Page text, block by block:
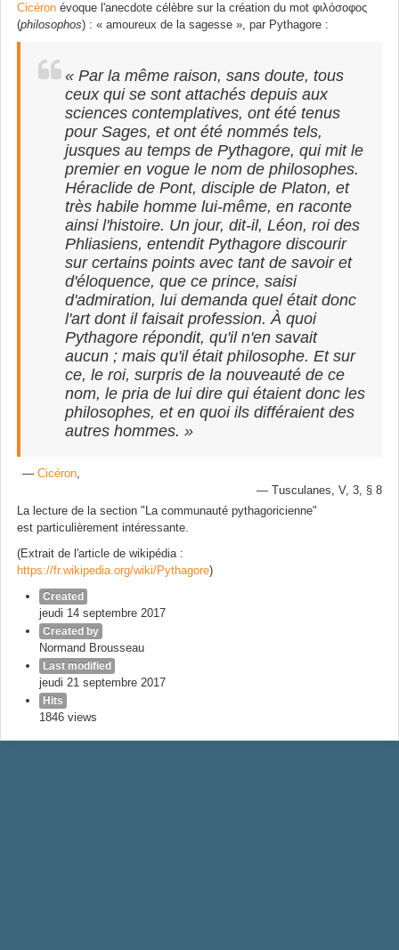
Cicéron évoque l'anecdote célèbre sur la création du mot φιλόσοφος
(philosophos) : « amoureux de la sagesse », par Pythagore :
« Par la même raison, sans doute, tous
ceux qui se sont attachés depuis aux
sciences contemplatives, ont été tenus
pour Sages, et ont été nommés tels,
jusques au temps de Pythagore, qui mit le
premier en vogue le nom de philosophes.
Héraclide de Pont, disciple de Platon, et
très habile homme lui-même, en raconte
ainsi l'histoire. Un jour, dit-il, Léon, roi des
Phliasiens, entendit Pythagore discourir
sur certains points avec tant de savoir et
d'éloquence, que ce prince, saisi
d'admiration, lui demanda quel était donc
l'art dont il faisait profession. À quoi
Pythagore répondit, qu'il n'en savait
aucun ; mais qu'il était philosophe. Et sur
ce, le roi, surpris de la nouveauté de ce
nom, le pria de lui dire qui étaient donc les
philosophes, et en quoi ils différaient des
autres hommes. »
— Cicéron
Tusculanes, V, 3, § 8
La lecture de la section " La communauté pythagoricienne"
est particulièrement intéressante.
(Extrait de l'article de wikipédia :
https://fr.wikipedia.org/wiki/Pythagore)
Created
jeudi 14 septembre 2017
Created by
Normand Brousseau
Last modified
jeudi 21 septembre 2017
Hits
1846 views